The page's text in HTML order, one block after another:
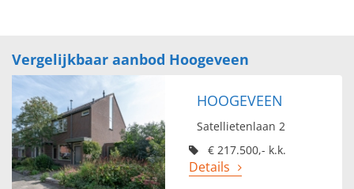
Vergelijkbaar aanbod Hoogeveen
HOOGEVEEN
Satellietenlaan 2
€ 217.500,- k.k.
Details